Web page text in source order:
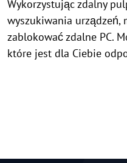
Wykorzystując zdalny
wyszukiwania urządzeń,
zablokować zdalne PC.
które jest dla Ciebie